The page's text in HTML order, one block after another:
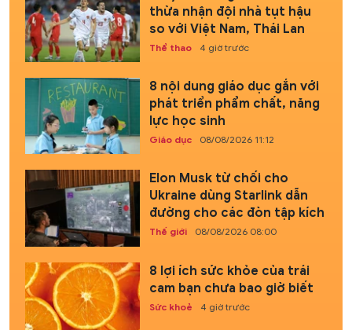
thừa nhận đội nhà tụt hậu
so với Việt Nam, Thái Lan
Thể thao 4 giờ trước
8 nội dung giáo dục gắn với
phát triển phẩm chất, năng
lực học sinh
Giáo dục 08/08/2026 11:12
Elon Musk từ chối cho
Ukraine dùng Starlink dẫn
đường cho các đòn tập kích
Thế giới 08/08/2026 08:00
8 lợi ích sức khỏe của trái
cam bạn chưa bao giờ biết
Sức khoẻ 4 giờ trước